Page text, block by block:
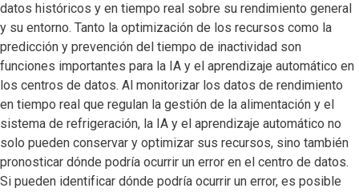
datos históricos y en tiempo real sobre su rendimiento general
y su entorno. Tanto la optimización de los recursos como la
predicción y prevención del tiempo de inactividad son
funciones importantes para la IA y el aprendizaje automático en
los centros de datos. Al monitorizar los datos de rendimiento
en tiempo real que regulan la gestión de la alimentación y el
sistema de refrigeración, la IA y el aprendizaje automático no
solo pueden conservar y optimizar sus recursos, sino también
pronosticar dónde podría ocurrir un error en el centro de datos.
Si pueden identificar dónde podría ocurrir un error, es posible